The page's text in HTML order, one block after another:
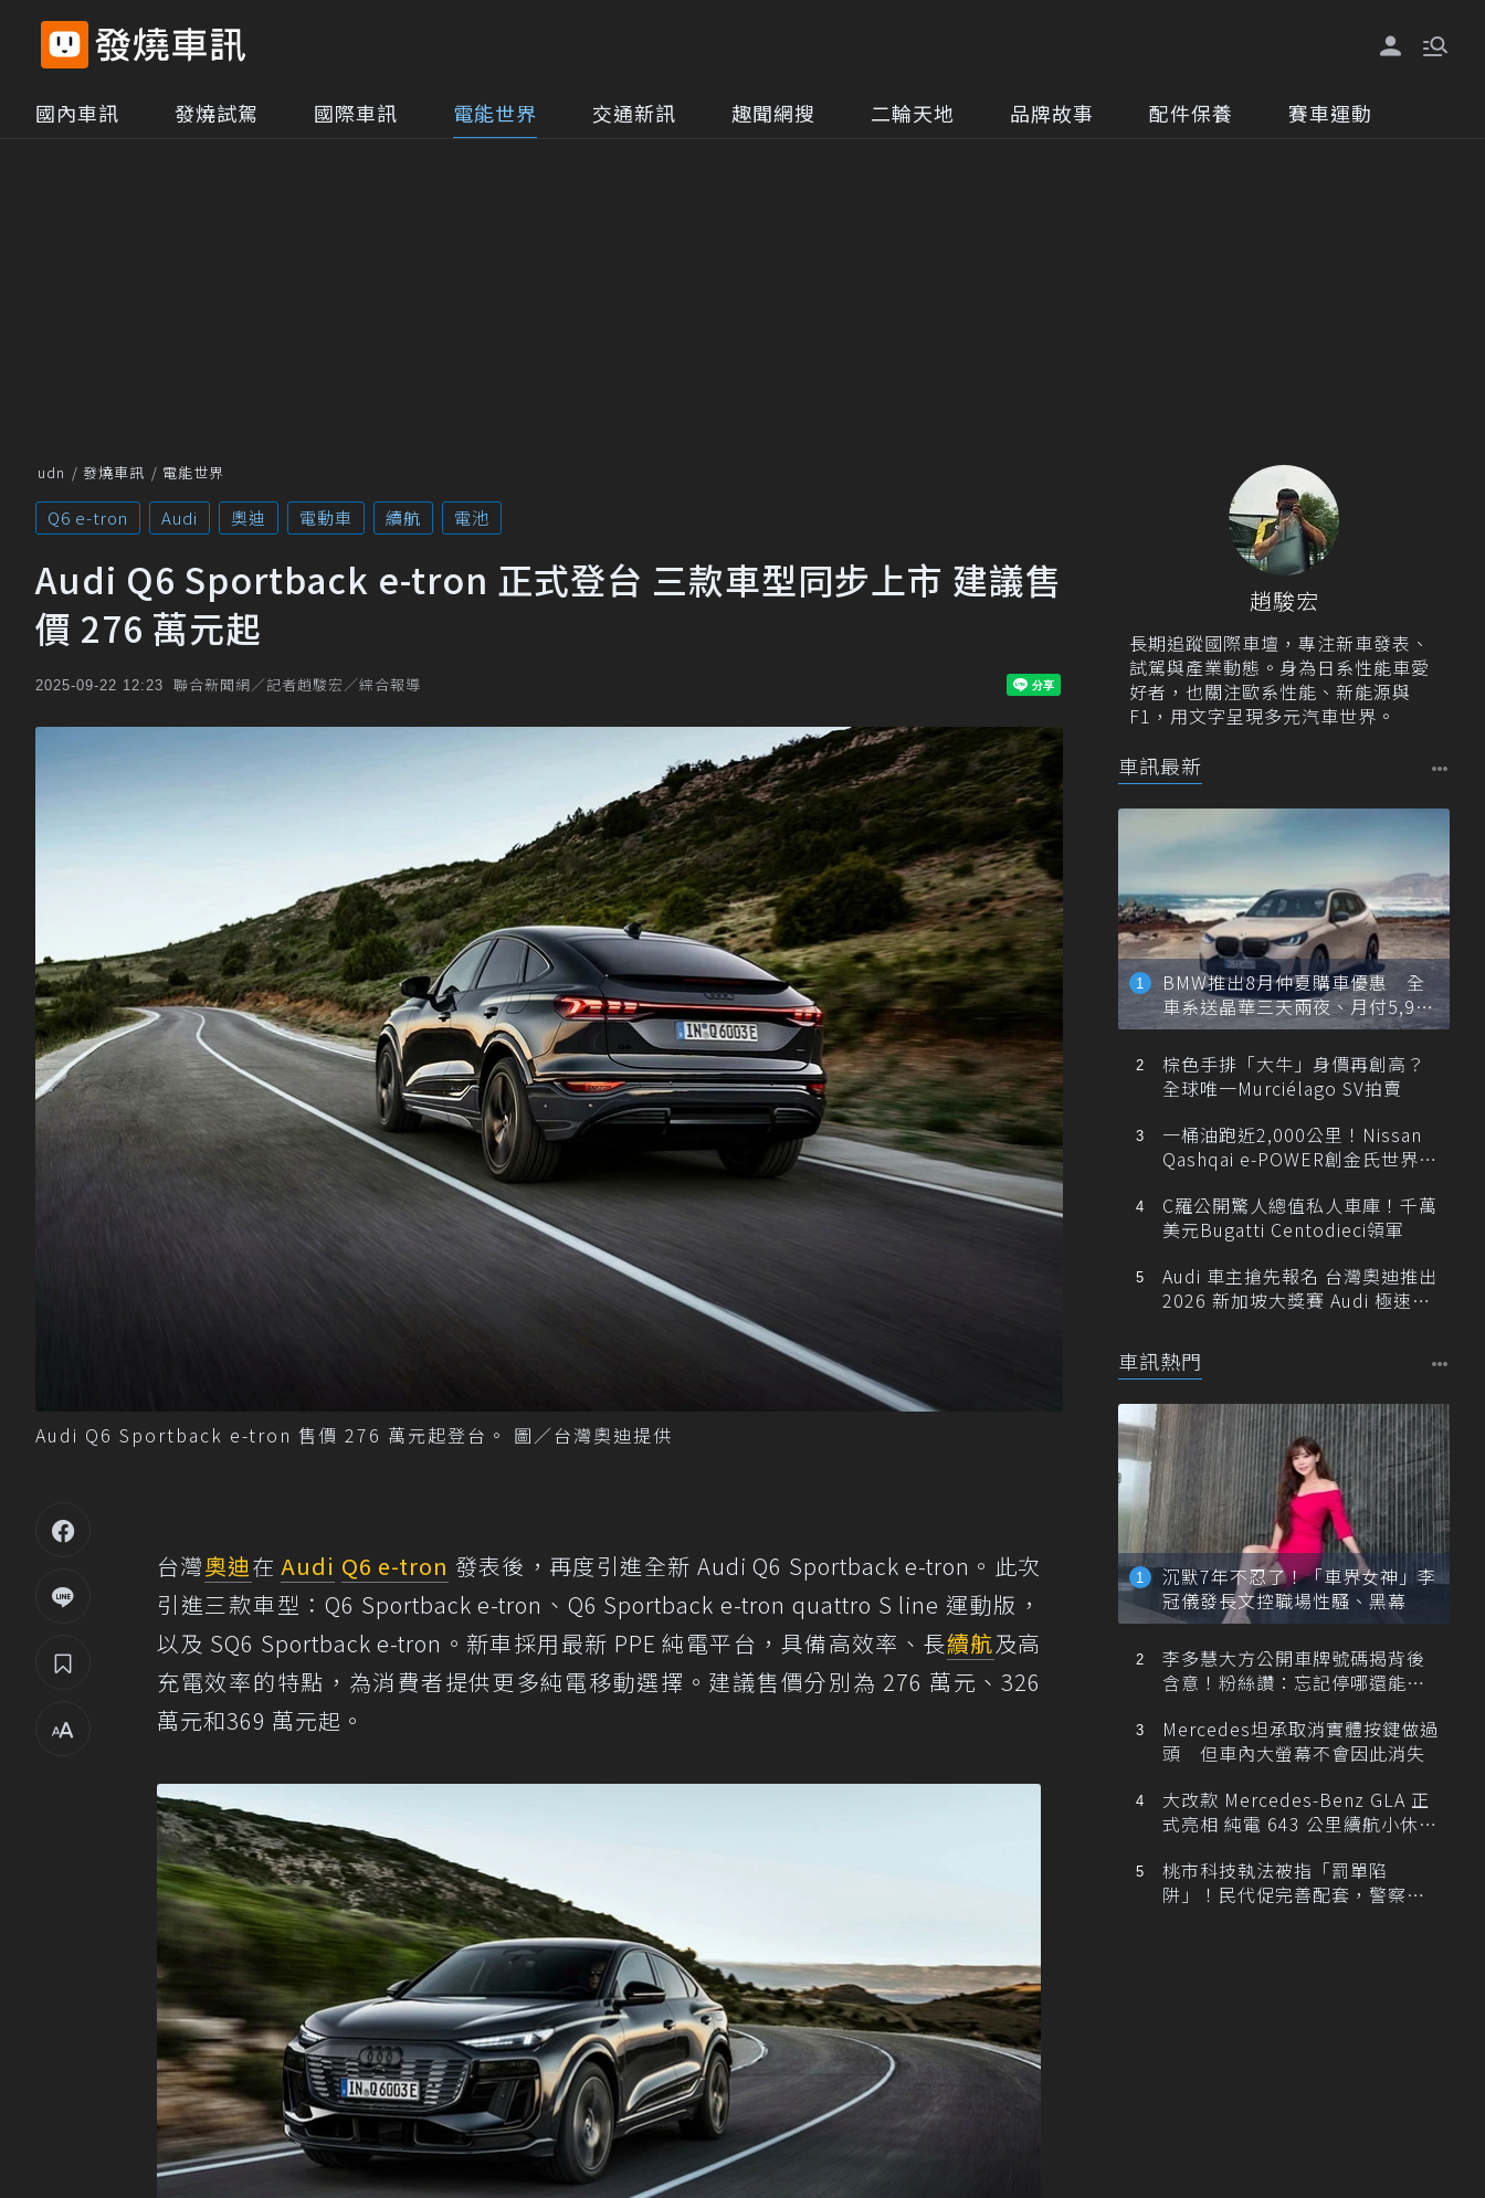
國內車訊 發燒試駕 國際車訊 電能世界 交通新訊 趣聞網搜 二輪天地 品牌故事 配件保養 賽車運動
udn 發燒車訊 電能世界
Q6 e-tron Audi 奧迪 電動車 續航 電池
Audi Q6 Sportback e-tron 正式登台 三款車型同步上市 建議售
價 276 萬元起
2025-09-22 12:23 聯合新聞網／記者趙駿宏／綜合報導
Audi Q6 Sportback e-tron 售價 276 萬元起登台。 圖／台灣奧迪提供
台灣奧迪在Audi Q6 e-tron 發表後，再度引進全新 Audi Q6 Sportback e-tron。此次
引進三款車型：Q6 Sportback e-tron、Q6 Sportback e-tron quattro S line 運動版，
以及 SQ6 Sportback e-tron。新車採用最新 PPE 純電平台，具備高效率、長續航及高
充電效率的特點，為消費者提供更多純電移動選擇。建議售價分別為 276 萬元、326
萬元和369 萬元起。
趙駿宏
長期追蹤國際車壇，專注新車發表、
試駕與產業動態。身為日系性能車愛
好者，也關注歐系性能、新能源與
F1，用文字呈現多元汽車世界。
車訊最新
BMW推出8月仲夏購車優惠 全
車系送晶華三天兩夜、月付5,900
元起
棕色手排「大牛」身價再創高？
全球唯一Murciélago SV拍賣
一桶油跑近2,000公里！Nissan
Qashqai e-POWER創金氏世界紀
C羅公開驚人總值私人車庫！千萬
美元Bugatti Centodieci領軍
Audi 車主搶先報名 台灣奧迪推出
2026 新加坡大獎賽 Audi 極速之
車訊熱門
沉默7年不忍了！「車界女神」李
冠儀發長文控職場性騷、黑幕
李多慧大方公開車牌號碼揭背後
含意！粉絲讚：忘記停哪還能幫
Mercedes坦承取消實體按鍵做過
頭 但車內大螢幕不會因此消失
大改款 Mercedes-Benz GLA 正
式亮相 純電 643 公里續航小休
桃市科技執法被指「罰單陷
阱」！民代促完善配套，警察局